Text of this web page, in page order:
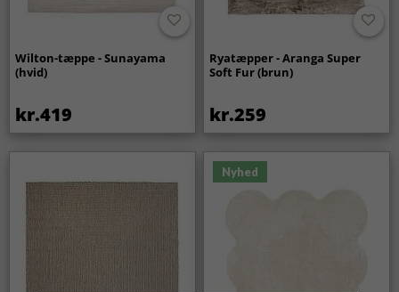
Wilton-tæppe - Sunayama
(hvid)
kr.419
Ryatæpper - Aranga Super
Soft Fur (brun)
kr.259
Nyhed